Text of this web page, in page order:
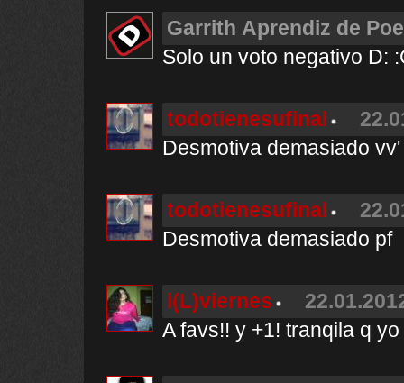
Garrith Aprendiz de
Solo un voto negativo D:
todotienesufinal
Desmotiva demasiado vv'
todotienesufinal
Desmotiva demasiado pf
i(L)viernes
A favs!! y +1! tranqila q